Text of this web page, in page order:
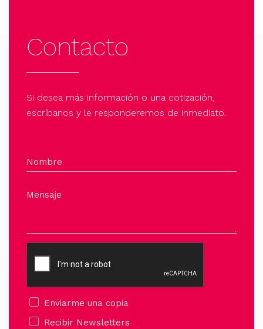
Contacto
Si desea más información o una cotización,
escríbanos y le responderemos de inmediato.
Nombre
Mensaje
Enviarme una copia
Recibir Newsletters